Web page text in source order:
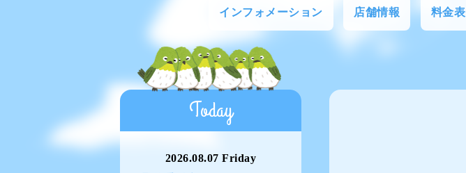
インフォメーション 店舗情報 料金表
Today
2026.08.07 Friday